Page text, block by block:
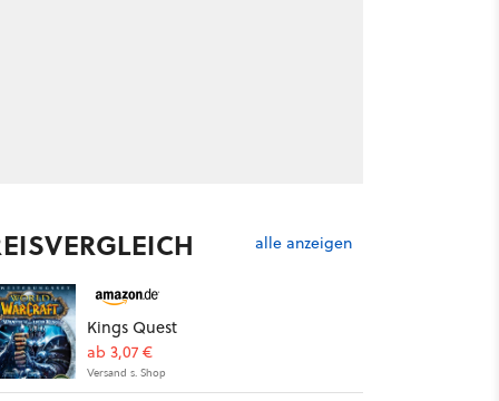
alle anzeigen
Kings Quest
ab 3,07 €
Versand s. Shop